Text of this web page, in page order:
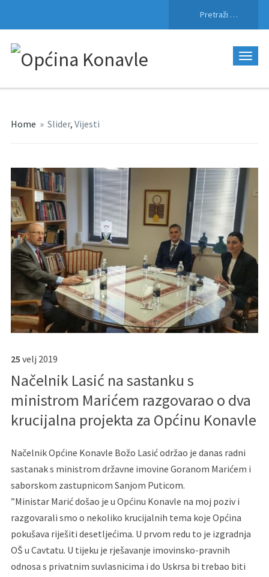
Home » Slider, Vijesti
25 velj 2019
Načelnik Lasić na sastanku s
ministrom Marićem razgovarao o dva
krucijalna projekta za Općinu Konavle
Načelnik Općine Konavle Božo Lasić održao je danas radni
sastanak s ministrom državne imovine Goranom Marićem i
saborskom zastupnicom Sanjom Puticom.
”Ministar Marić došao je u Općinu Konavle na moj poziv i
razgovarali smo o nekoliko krucijalnih tema koje Općina
pokušava riješiti desetljećima. U prvom redu to je izgradnja
OŠ u Cavtatu. U tijeku je rješavanje imovinsko-pravnih
odnosa s privatnim suvlasnicima i do Uskrsa bi trebao biti